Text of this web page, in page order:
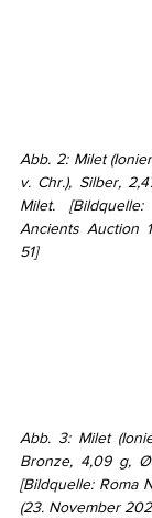
Abb. 2: Milet
v. Chr.), Silber,
Milet.
Ancients Auction
51]
Abb. 3: Milet
Bronze, 4,09 g, Ø
[Bildquelle: Roma
(23. November